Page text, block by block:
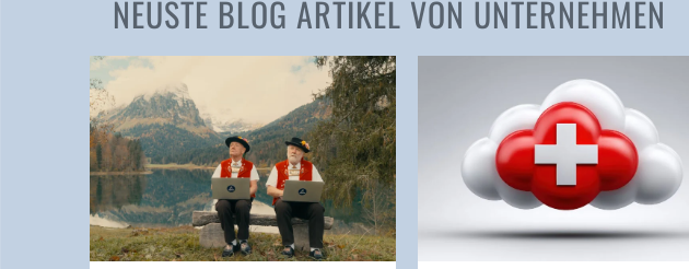
NEUSTE BLOG ARTIKEL VON UNTERNEHMEN